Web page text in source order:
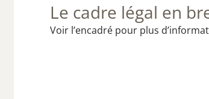
Le cadre légal en
Voir l’encadré pour plus